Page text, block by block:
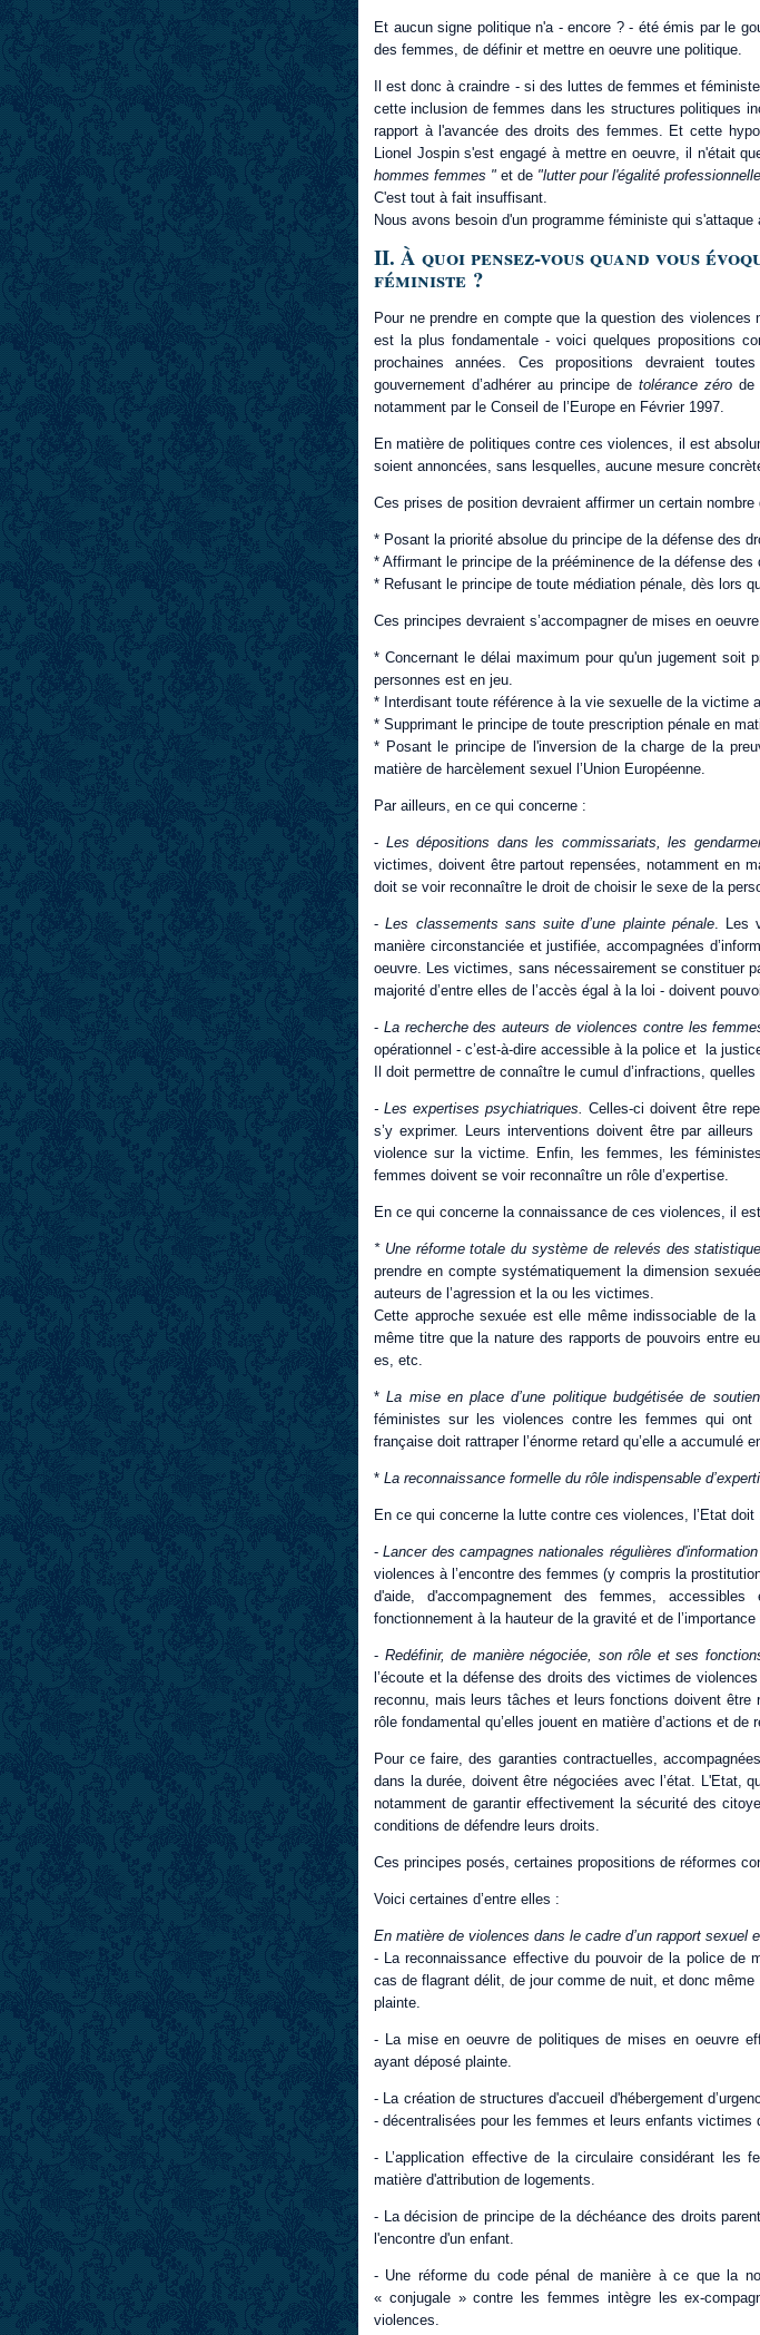
Et aucun signe politique n'a - encore ? - été émis par le
des femmes, de définir et mettre en oeuvre une politique.
Il est donc à craindre - si des luttes de femmes et
cette inclusion de femmes dans les structures politiques
rapport à l'avancée des droits des femmes. Et cette
Lionel Jospin s'est engagé à mettre en oeuvre, il n'était
hommes femmes " et de "lutter pour l'égalité
C'est tout à fait insuffisant.
Nous avons besoin d'un programme féministe qui
II. À quoi pensez-vous quand vous
féministe ?
Pour ne prendre en compte que la question des violences
est la plus fondamentale - voici quelques propositions
prochaines années. Ces propositions devraient
gouvernement d’adhérer au principe de tolérance zéro de
notamment par le Conseil de l’Europe en Février 1997.
En matière de politiques contre ces violences, il est
soient annoncées, sans lesquelles, aucune mesure
Ces prises de position devraient affirmer un certain nombre
* Posant la priorité absolue du principe de la défense des
* Affirmant le principe de la prééminence de la défense
* Refusant le principe de toute médiation pénale, dès lors
Ces principes devraient s’accompagner de mises en
* Concernant le délai maximum pour qu'un jugement soit
personnes est en jeu.
* Interdisant toute référence à la vie sexuelle de la victime
* Supprimant le principe de toute prescription pénale en
* Posant le principe de l'inversion de la charge de la
matière de harcèlement sexuel l’Union Européenne.
Par ailleurs, en ce qui concerne :
- Les dépositions dans les commissariats, les
victimes, doivent être partout repensées, notamment en
doit se voir reconnaître le droit de choisir le sexe de la
-Les classements sans suite d’une plainte pénale. Les
manière circonstanciée et justifiée, accompagnées
oeuvre. Les victimes, sans nécessairement se constituer
majorité d’entre elles de l’accès égal à la loi - doivent
- La recherche des auteurs de violences contre les
opérationnel - c’est-à-dire accessible à la police et la
Il doit permettre de connaître le cumul d’infractions, quelles
- Les expertises psychiatriques.
Celles-ci doivent être
s’y exprimer. Leurs interventions doivent être par
violence sur la victime. Enfin, les femmes, les
femmes doivent se voir reconnaître un rôle d’expertise.
En ce qui concerne la connaissance de ces violences, il
* Une réforme totale du système de relevés des
prendre en compte systématiquement la dimension
auteurs de l’agression et la ou les victimes.
Cette approche sexuée est elle même indissociable de
même titre que la nature des rapports de pouvoirs entre
es, etc.
*La mise en place d’une politique budgétisée de
féministes sur les violences contre les femmes qui ont
française doit rattraper l’énorme retard qu’elle a accumulé
* La reconnaissance formelle du rôle indispensable
En ce qui concerne la lutte contre ces violences, l’Etat doit
-Lancer des campagnes nationales régulières
violences à l’encontre des femmes (y compris la
d'aide, d'accompagnement des femmes,
fonctionnement à la hauteur de la gravité et de l’importance
- Redéfinir, de manière négociée, son rôle et ses
l’écoute et la défense des droits des victimes de
reconnu, mais leurs tâches et leurs fonctions doivent
rôle fondamental qu’elles jouent en matière d’actions et de
Pour ce faire, des garanties contractuelles,
dans la durée, doivent être négociées avec l’état. L'Etat,
notamment de garantir effectivement la sécurité des
conditions de défendre leurs droits.
Ces principes posés, certaines propositions de réformes
Voici certaines d’entre elles :
En matière de violences dans le cadre d’un rapport sexuel
- La reconnaissance effective du pouvoir de la police de
cas de flagrant délit, de jour comme de nuit, et donc
plainte.
- La mise en oeuvre de politiques de mises en oeuvre
ayant déposé plainte.
- La création de structures d'accueil d'hébergement
- décentralisées pour les femmes et leurs enfants victimes
- L’application effective de la circulaire considérant les
matière d'attribution de logements.
- La décision de principe de la déchéance des droits
l'encontre d'un enfant.
- Une réforme du code pénal de manière à ce que la
« conjugale » contre les femmes intègre les ex-
violences.